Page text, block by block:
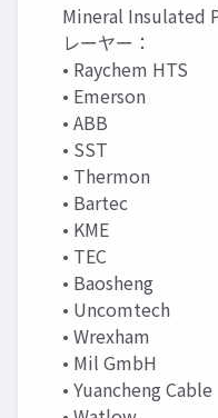
Mineral Insulated
レーヤー：
• Raychem HTS
• Emerson
• ABB
• SST
• Thermon
• Bartec
• KME
• TEC
• Baosheng
• Uncomtech
• Wrexham
• Mil GmbH
• Yuancheng Cable